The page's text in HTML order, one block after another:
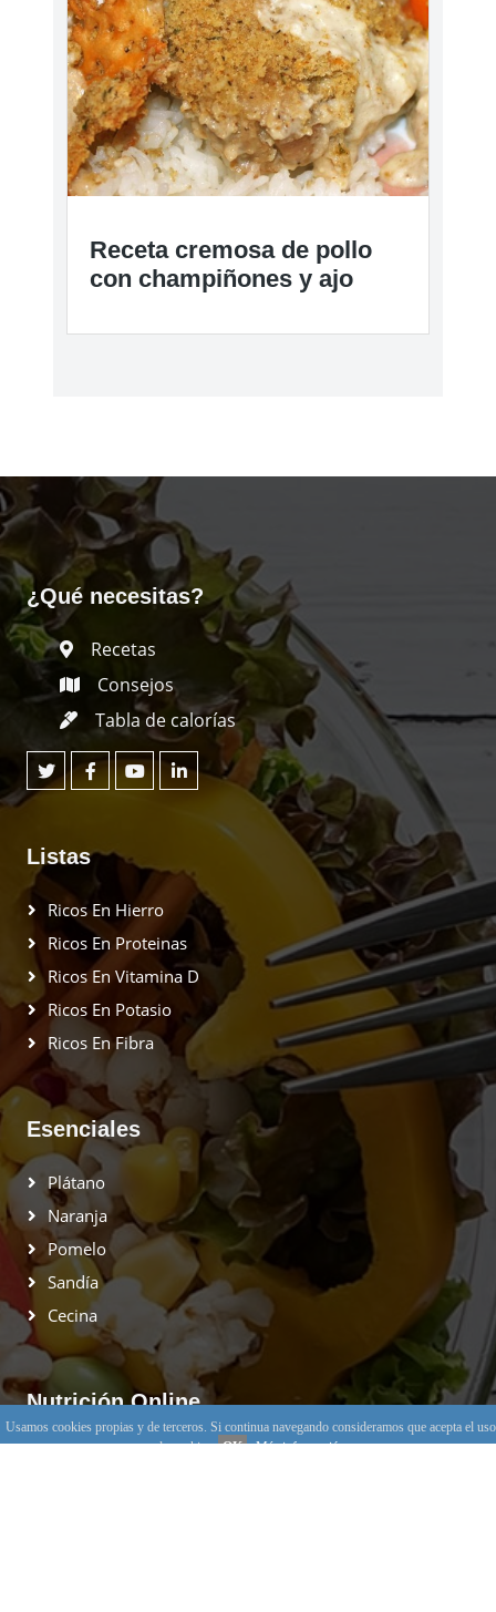
Receta cremosa de pollo
con champiñones y ajo
¿Qué necesitas?
Recetas
Consejos
Tabla de calorías
Listas
Ricos En Hierro
Ricos En Proteinas
Ricos En Vitamina D
Ricos En Potasio
Ricos En Fibra
Esenciales
Plátano
Naranja
Pomelo
Sandía
Cecina
Nutrición Online
Usamos cookies propias y de terceros. Si continua navegando consideramos que acepta el uso
de cookies. OK Más información